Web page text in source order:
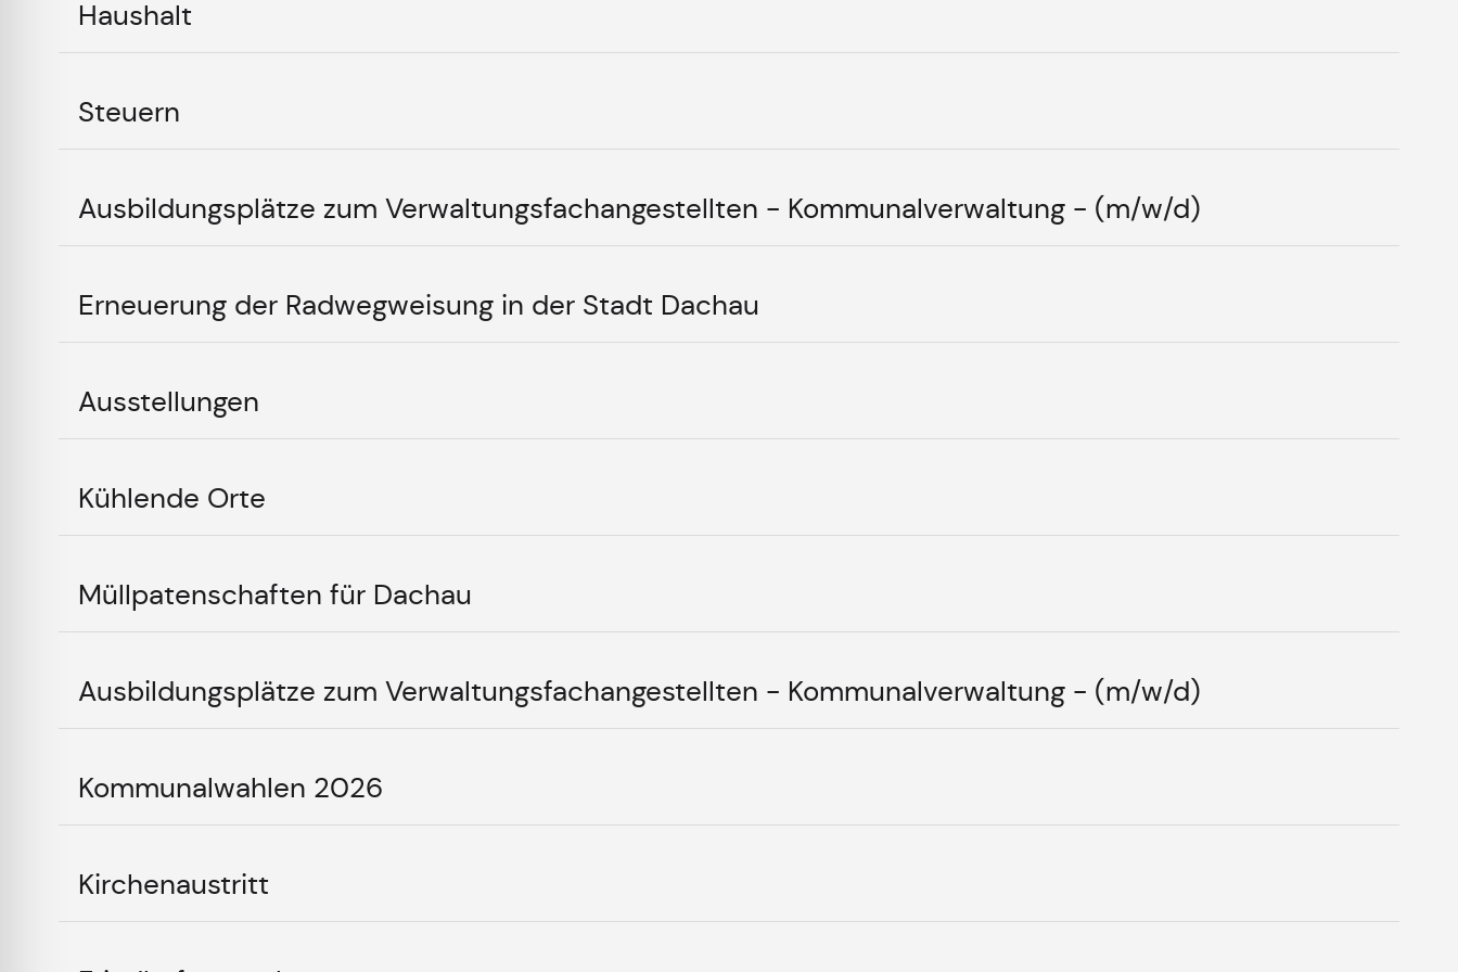
Haushalt
Steuern
Ausbildungsplätze zum Verwaltungsfachangestellten - Kommunalverwaltung - (m/w/d)
Erneuerung der Radwegweisung in der Stadt Dachau
Ausstellungen
Kühlende Orte
Müllpatenschaften für Dachau
Ausbildungsplätze zum Verwaltungsfachangestellten - Kommunalverwaltung - (m/w/d)
Kommunalwahlen 2026
Kirchenaustritt